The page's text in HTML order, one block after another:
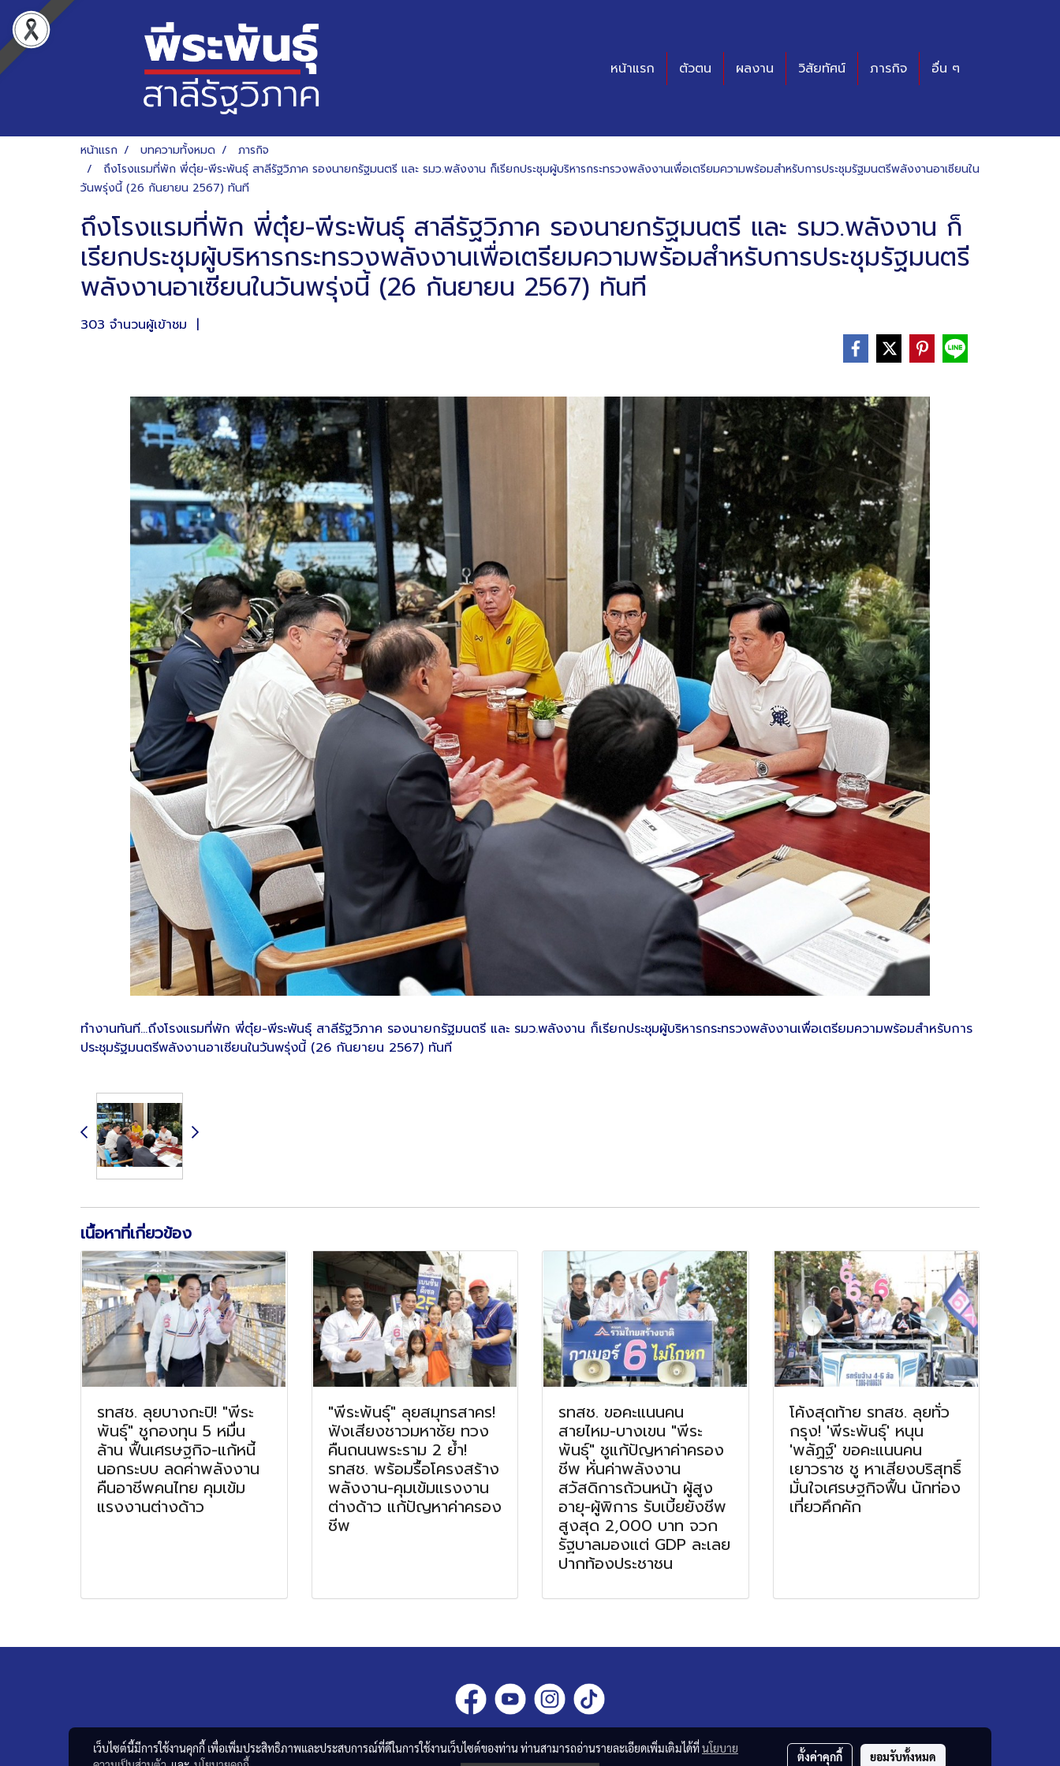
หน้าแรก ตัวตน ผลงาน วิสัยทัศน์ ภารกิจ อื่น ๆ
หน้าแรก บทความทั้งหมด
ภารกิจ
ถึงโรงแรมที่พัก พี่ตุ๋ย-พีระพันธุ์ สาลีรัฐวิภาค รองนายกรัฐมนตรี และ รมว.พลังงาน ก็เรียกประชุมผู้บริหารกระทรวงพลังงานเพื่อเตรียมความพร้อมสำหรับการประชุมรัฐมนตรีพลังงานอาเซียนใน
วันพรุ่งนี้ (26 กันยายน 2567) ทันที
ถึงโรงแรมที่พัก พี่ตุ๋ย-พีระพันธุ์ สาลีรัฐวิภาค รองนายกรัฐมนตรี และ รมว.พลังงาน ก็
เรียกประชุมผู้บริหารกระทรวงพลังงานเพื่อเตรียมความพร้อมสำหรับการประชุมรัฐมนตรี
พลังงานอาเซียนในวันพรุ่งนี้ (26 กันยายน 2567) ทันที
303 จำนวนผู้เข้าชม |
ทำงานทันที...ถึงโรงแรมที่พัก พี่ตุ๋ย-พีระพันธุ์ สาลีรัฐวิภาค รองนายกรัฐมนตรี และ รมว.พลังงาน ก็เรียกประชุมผู้บริหารกระทรวงพลังงานเพื่อเตรียมความพร้อมสำหรับการ
ประชุมรัฐมนตรีพลังงานอาเซียนในวันพรุ่งนี้ (26 กันยายน 2567) ทันที
เนื้อหาที่เกี่ยวข้อง
รทสช. ลุยบางกะปิ! "พีระ
พันธุ์" ชูกองทุน 5 หมื่น
ล้าน ฟื้นเศรษฐกิจ-แก้หนี้
นอกระบบ ลดค่าพลังงาน
คืนอาชีพคนไทย คุมเข้ม
แรงงานต่างด้าว
"พีระพันธุ์" ลุยสมุทรสาคร!
ฟังเสียงชาวมหาชัย ทวง
คืนถนนพระราม 2 ย้ำ!
รทสช. พร้อมรื้อโครงสร้าง
พลังงาน-คุมเข้มแรงงาน
ต่างด้าว แก้ปัญหาค่าครอง
ชีพ
รทสช. ขอคะแนนคน
สายไหม-บางเขน "พีระ
พันธุ์" ชูแก้ปัญหาค่าครอง
ชีพ หั่นค่าพลังงาน
สวัสดิการถ้วนหน้า ผู้สูง
อายุ-ผู้พิการ รับเบี้ยยังชีพ
สูงสุด 2,000 บาท จวก
รัฐบาลมองแต่ GDP ละเลย
ปากท้องประชาชน
โค้งสุดท้าย รทสช. ลุยทั่ว
กรุง! 'พีระพันธุ์' หนุน
'พลัฏฐ์' ขอคะแนนคน
เยาวราช ชู หาเสียงบริสุทธิ์
มั่นใจเศรษฐกิจฟื้น นักท่อง
เที่ยวคึกคัก
เว็บไซต์นี้มีการใช้งานคุกกี้ เพื่อเพิ่มประสิทธิภาพและประสบการณ์ที่ดีในการใช้งานเว็บไซต์ของท่าน ท่านสามารถอ่านรายละเอียดเพิ่มเติมได้ที่นโยบาย
ตั้งค่าคุกกี้ ยอมรับทั้งหมด